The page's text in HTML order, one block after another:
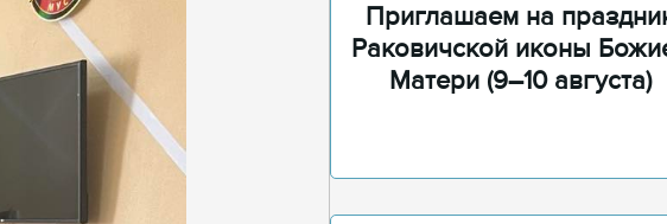
Приглашаем на
Раковичской иконы
Матери (9–10 августа)